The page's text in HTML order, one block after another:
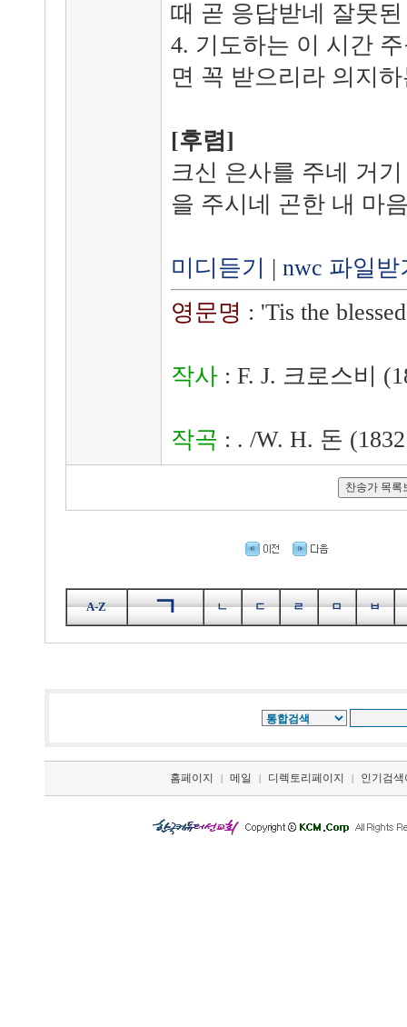
때 곧 응답받네 잘못
4. 기도하는 이 시간
면 꼭 받으리라 의지
[후렴]
크신 은사를 주네 거
을 주시네 곤한 내 마
미디듣기 | nwc 파일받
영문명 : 'Tis the
작사: F. J. 크로스비
작곡 : . /W. H. 돈
A-Z ㄱ ㄴ ㄷ ㄹ ㅁ ㅂ
홈페이지 | 메일 | 디렉토리페이지 | 인기검색